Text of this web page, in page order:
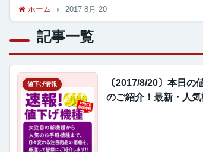
ホーム 2017 8月 20
記事一覧
値下げ情報
〔2017/8/20〕本日の
のご紹介！最新・人気